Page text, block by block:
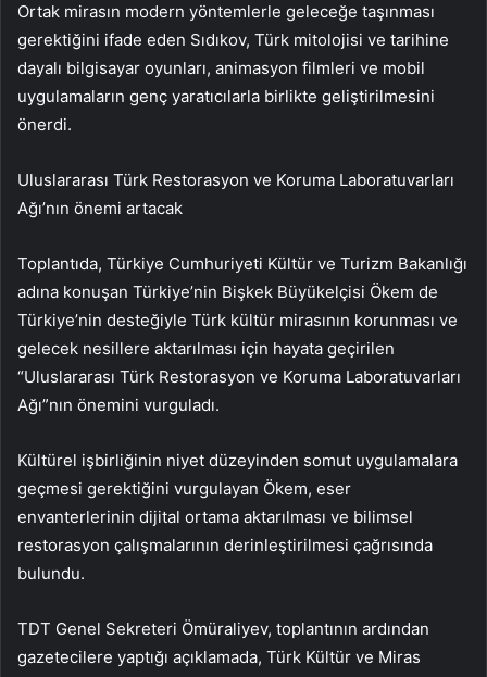
Ortak mirasın modern yöntemlerle geleceğe taşınması
gerektiğini ifade eden Sıdıkov, Türk mitolojisi ve tarihine
dayalı bilgisayar oyunları, animasyon filmleri ve mobil
uygulamaların genç yaratıcılarla birlikte geliştirilmesini
önerdi.
Uluslararası Türk Restorasyon ve Koruma Laboratuvarları
Ağı’nın önemi artacak
Toplantıda, Türkiye Cumhuriyeti Kültür ve Turizm Bakanlığı
adına konuşan Türkiye’nin Bişkek Büyükelçisi Ökem de
Türkiye’nin desteğiyle Türk kültür mirasının korunması ve
gelecek nesillere aktarılması için hayata geçirilen
“Uluslararası Türk Restorasyon ve Koruma Laboratuvarları
Ağı”nın önemini vurguladı.
Kültürel işbirliğinin niyet düzeyinden somut uygulamalara
geçmesi gerektiğini vurgulayan Ökem, eser
envanterlerinin dijital ortama aktarılması ve bilimsel
restorasyon çalışmalarının derinleştirilmesi çağrısında
bulundu.
TDT Genel Sekreteri Ömüraliyev, toplantının ardından
gazetecilere yaptığı açıklamada, Türk Kültür ve Miras